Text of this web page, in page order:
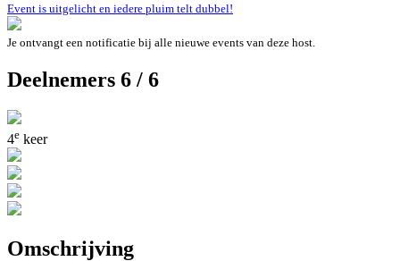
Event is uitgelicht en iedere pluim telt dubbel!
Je ontvangt een notificatie bij alle nieuwe events van deze host.
Deelnemers 6 / 6
4e keer
Omschrijving